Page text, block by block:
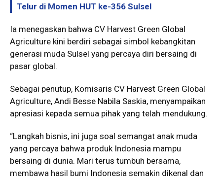
Telur di Momen HUT ke-356 Sulsel
Ia menegaskan bahwa CV Harvest Green Global
Agriculture kini berdiri sebagai simbol kebangkitan
generasi muda Sulsel yang percaya diri bersaing di
pasar global.
Sebagai penutup, Komisaris CV Harvest Green Global
Agriculture, Andi Besse Nabila Saskia, menyampaikan
apresiasi kepada semua pihak yang telah mendukung.
“Langkah bisnis, ini juga soal semangat anak muda
yang percaya bahwa produk Indonesia mampu
bersaing di dunia. Mari terus tumbuh bersama,
membawa hasil bumi Indonesia semakin dikenal dan